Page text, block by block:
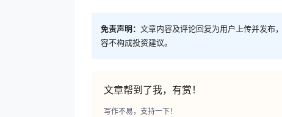
免责声明： 文章内容及评论回复为用户上传并发布
容不构成投资建议。
文章帮到了我，有赏！
写作不易，支持一下！